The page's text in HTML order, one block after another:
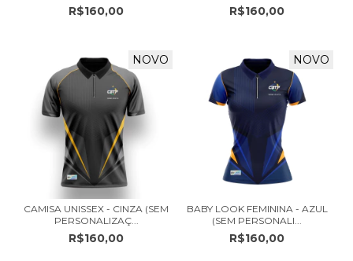
R$160,00 R$160,00
NOVO
CAMISA UNISSEX - CINZA (SEM
PERSONALIZAÇ...
R$160,00
NOVO
BABY LOOK FEMININA - AZUL
(SEM PERSONALI...
R$160,00